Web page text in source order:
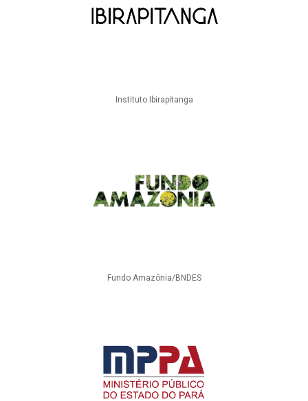
Instituto Ibirapitanga
Fundo Amazônia/BNDES